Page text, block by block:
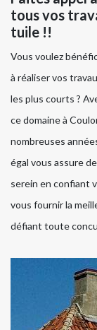
tous vos
tuile !!
Vous voulez
à réaliser vos
les plus courts ?
ce domaine à
nombreuses
égal vous assure
serein en confiant
vous fournir la
défiant toute